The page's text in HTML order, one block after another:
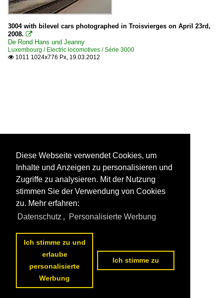
3004 with bilevel cars photographed in Troisvierges on April 23rd,
2008. 
De Rond Hans und Jeanny
Luxembourg / Electric locomotives / Série 3000
 1011 1024x776 Px, 19.03.2012
Diese Webseite verwendet Cookies, um
Inhalte und Anzeigen zu personalisieren und
Zugriffe zu analysieren. Mit der Nutzung
stimmen Sie der Verwendung von Cookies
zu. Mehr erfahren:
Datenschutz , Personalisierte Werbung
Ich stimme zu und
erlaube
personalisierte
Werbung
Ich stimme zu